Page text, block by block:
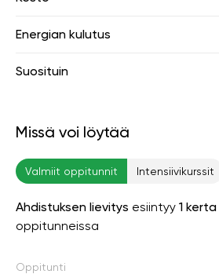
Energian kulutus
Suosituin
Missä voi löytää
Valmiit oppitunnit Intensiivikurssit
Ahdistuksen lievitys esiintyy 1 kerta
oppitunneissa
Oppitunti